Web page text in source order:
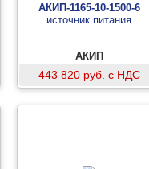
АКИП-1165-10-1500-6
источник питания
АКИП
443 820 руб. с НДС